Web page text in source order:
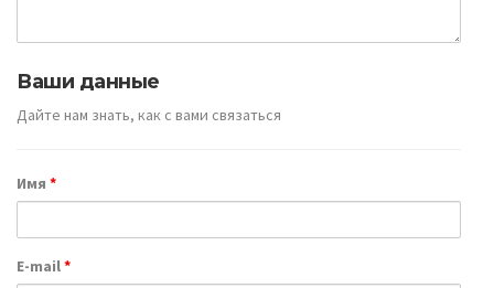
Ваши данные
Дайте нам знать, как с вами связаться
Имя *
E-mail*